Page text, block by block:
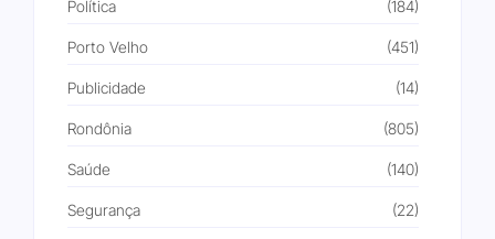
Política (184)
Porto Velho (451)
Publicidade (14)
Rondônia (805)
Saúde (140)
Segurança (22)